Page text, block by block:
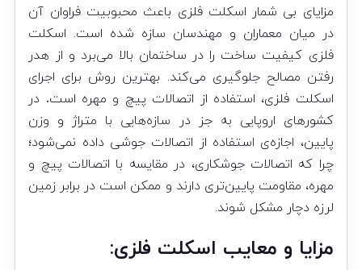
مزایای بی شمار اسکلت فلزی باعث محبوبیت فراوان آن
در میان معماران و مهندسان سازه شده است. اسکلت
فلزی کیفیت ساخت را در ساختمان بالا می‌برد و از هدر
رفتن مصالح جلوگیری می‌کند. بهترین روش برای اجرای
اسکلت فلزی، استفاده از اتصالات پیچ و مهره است. در
کشورهای اروپایی به جز در سازه‌هایی با متراژ و وزن
پایین، اجازه‌ی استفاده از اتصالات جوشی داده نمی‌شود؛
چرا که اتصالات جوشکاری، در مقایسه با اتصالات پیچ و
مهره، مقاومت پایین‌تری دارند و ممکن است در برابر زمین
لرزه دچار مشکل شوند.
مزایا و معایب اسکلت فلزی: